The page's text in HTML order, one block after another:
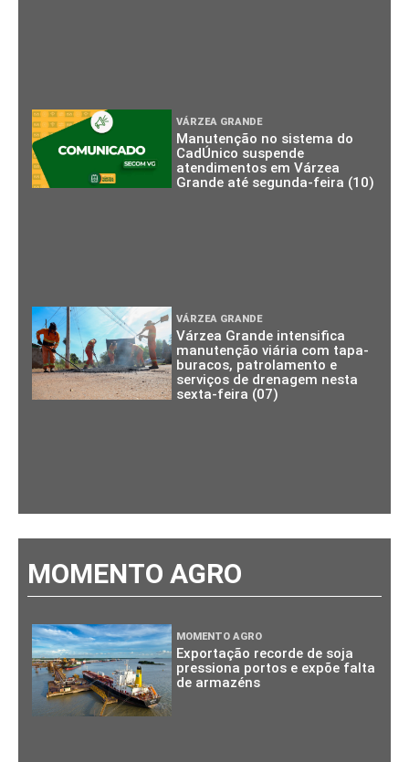
VÁRZEA GRANDE
Manutenção no sistema do
CadÚnico suspende
atendimentos em Várzea
Grande até segunda-feira (10)
VÁRZEA GRANDE
Várzea Grande intensifica
manutenção viária com tapa-
buracos, patrolamento e
serviços de drenagem nesta
sexta-feira (07)
MOMENTO AGRO
MOMENTO AGRO
Exportação recorde de soja
pressiona portos e expõe falta
de armazéns